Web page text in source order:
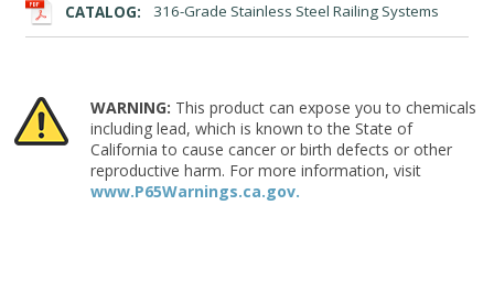
CATALOG: 316-Grade Stainless Steel Railing Systems
WARNING: This product can expose you to chemicals
including lead, which is known to the State of
California to cause cancer or birth defects or other
reproductive harm. For more information, visit
www.P65Warnings.ca.gov.